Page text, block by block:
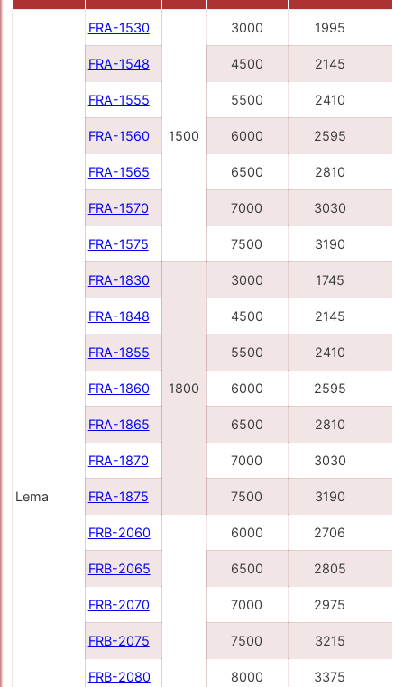
Lema
FRA-1530
1500
3000 1995
FRA-1548 4500 2145
FRA-1555 5500 2410
FRA-1560 6000 2595
FRA-1565 6500 2810
FRA-1570 7000 3030
FRA-1575 7500 3190
FRA-1830
1800
3000 1745
FRA-1848 4500 2145
FRA-1855 5500 2410
FRA-1860 6000 2595
FRA-1865 6500 2810
FRA-1870 7000 3030
FRA-1875 7500 3190
FRB-2060 6000 2706
FRB-2065 6500 2805
FRB-2070 7000 2975
FRB-2075 7500 3215
FRB-2080 8000 3375